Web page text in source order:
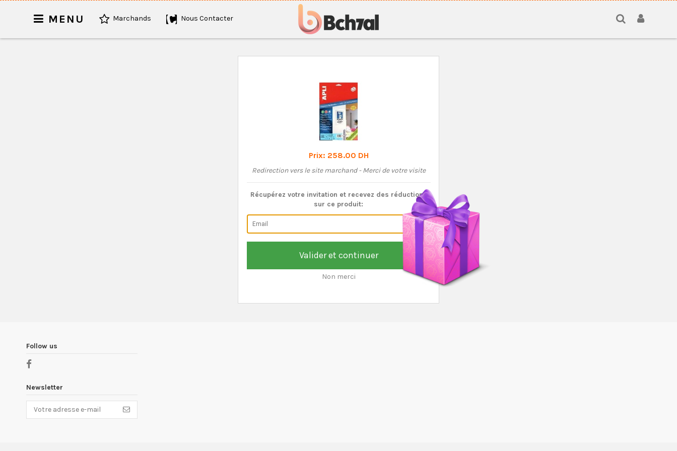
MENU Marchands Nous Contacter
Prix: 258.00 DH
Redirection vers le site marchand - Merci de votre visite
Récupérez votre invitation et recevez des réductions
sur ce produit:
Valider et continuer
Non merci
Follow us
Newsletter